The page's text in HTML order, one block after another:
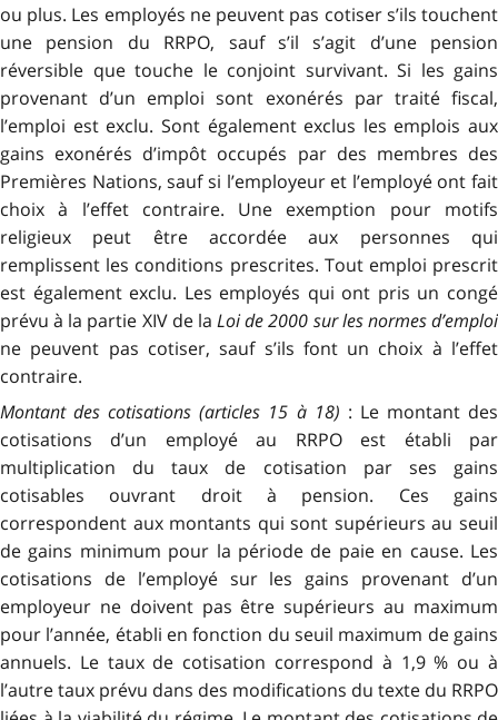
ou plus. Les employés ne peuvent pas cotiser s’ils touchent
une pension du RRPO, sauf s’il s’agit d’une pension
réversible que touche le conjoint survivant. Si les gains
provenant d’un emploi sont exonérés par traité fiscal,
l’emploi est exclu. Sont également exclus les emplois aux
gains exonérés d’impôt occupés par des membres des
Premières Nations, sauf si l’employeur et l’em­ployé ont fait
choix à l’effet contraire. Une exemption pour motifs
religieux peut être accordée aux personnes qui
remplissent les conditions prescrites. Tout emploi prescrit
est également exclu. Les employés qui ont pris un congé
prévu à la partie XIV de laLoi de 2000 sur les normes d’emploi
ne peuvent pas cotiser, sauf s’ils font un choix à l’effet
contraire.
Montant des cotisations (articles 15 à 18) : Le montant des
cotisations d’un employé au RRPO est établi par
multiplication du taux de cotisation par ses gains
cotisables ouvrant droit à pension. Ces gains
correspondent aux montants qui sont supérieurs au seuil
de gains minimum pour la période de paie en cause. Les
cotisations de l’employé sur les gains provenant d’un
employeur ne doivent pas être supérieurs au maximum
pour l’année, établi en fonction du seuil maximum de gains
annuels. Le taux de cotisation correspond à 1,9 % ou à
l’autre taux prévu dans des modifications du texte du RRPO